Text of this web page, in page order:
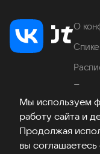
Мы используем
работу сайта и
Продолжая
вы
О